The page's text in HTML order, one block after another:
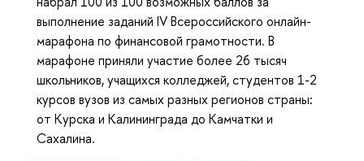
выполнение заданий IV Всероссийского онлайн-
марафона по финансовой грамотности. В
марафоне приняли участие более 26 тысяч
школьников, учащихся колледжей, студентов 1-2
курсов вузов из самых разных регионов страны:
от Курска и Калининграда до Камчатки и
Сахалина.